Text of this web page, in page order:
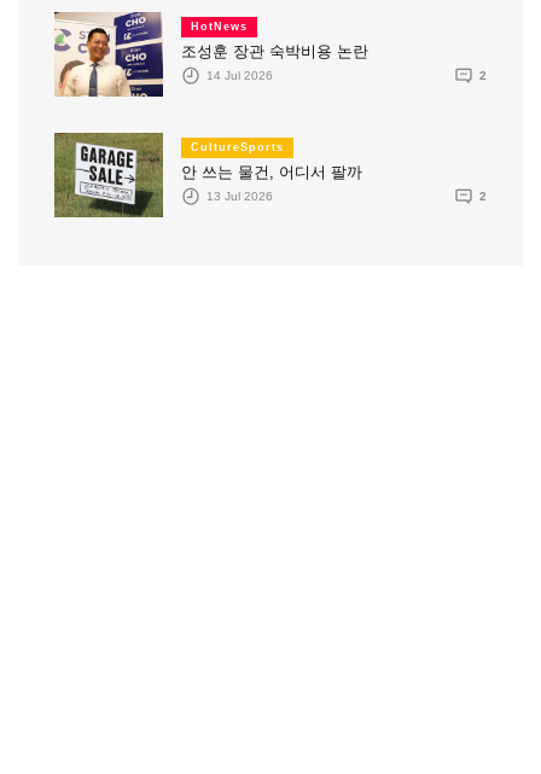
HotNews
조성훈 장관 숙박비용 논란
14 Jul 2026 2
CultureSports
안 쓰는 물건, 어디서 팔까
13 Jul 2026 2